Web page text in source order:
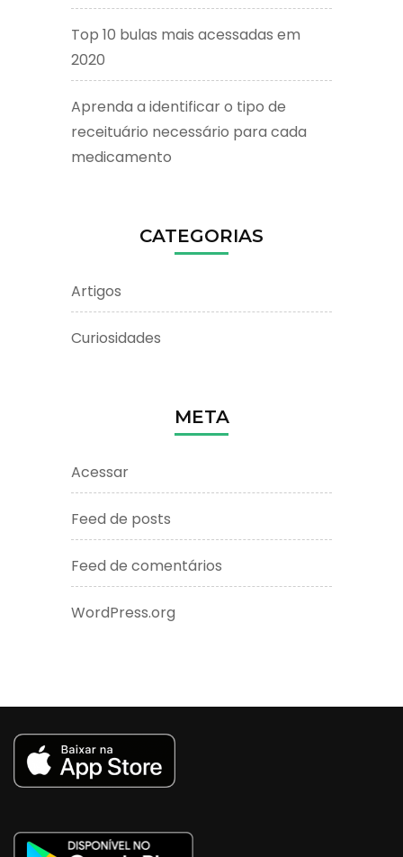
Top 10 bulas mais acessadas em
2020
Aprenda a identificar o tipo de
receituário necessário para cada
medicamento
CATEGORIAS
Artigos
Curiosidades
META
Acessar
Feed de posts
Feed de comentários
WordPress.org